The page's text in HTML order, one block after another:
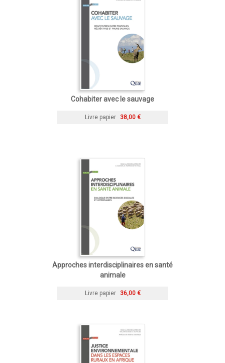
Cohabiter avec le sauvage
Livre papier 38,00 €
Approches interdisciplinaires en santé
animale
Livre papier 36,00 €